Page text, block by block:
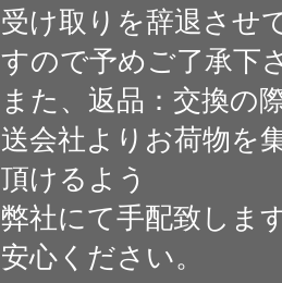
受け取りを辞退させ
すので予めご了承下
また、返品：交換の
送会社よりお荷物を
頂けるよう
弊社にて手配致しま
安心ください。